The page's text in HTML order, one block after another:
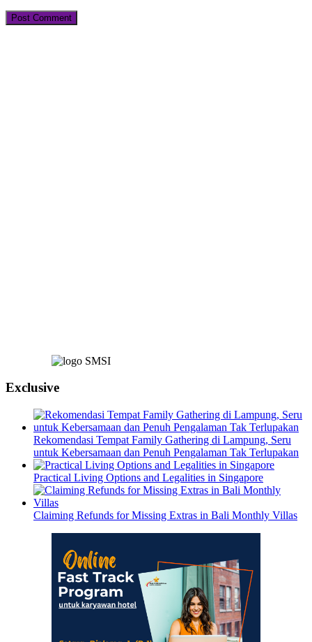
Exclusive
Rekomendasi Tempat Family Gathering di Lampung, Seru
untuk Kebersamaan dan Penuh Pengalaman Tak Terlupakan
Practical Living Options and Legalities in Singapore
Claiming Refunds for Missing Extras in Bali Monthly Villas